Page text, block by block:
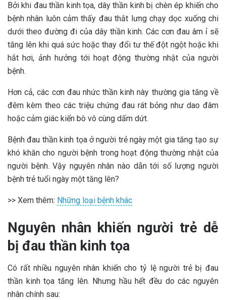
Bởi khi đau thần kinh tọa, dây thần kinh bị chèn ép khiến cho
bệnh nhân luôn cảm thấy đau thắt lưng chạy dọc xuống chi
dưới theo đường đi của dây thần kinh. Các cơn đau âm ỉ sẽ
tăng lên khi quá sức hoặc thay đổi tư thế đột ngột hoặc khi
hắt hơi, ảnh hưởng tới hoạt động thường nhật của người
bệnh.
Hơn cả, các cơn đau nhức thần kinh này thường gia tăng về
đêm kèm theo các triệu chứng đau rát bỏng như dao đâm
hoặc cảm giác kiến bò vô cùng dấm dứt.
Bệnh đau thần kinh tọa ở người trẻ ngày một gia tăng tạo sự
khó khăn cho người bệnh trong hoạt động thường nhật của
người bệnh. Vậy nguyên nhân nào dẫn tới số lượng người
bệnh trẻ tuổi ngày một tăng lên?
>> Xem thêm: Những loại bệnh khác
Nguyên nhân khiến người trẻ dễ
bị đau thần kinh tọa
Có rất nhiều nguyên nhân khiến cho tỷ lệ người trẻ bị đau
thần kinh tọa tăng lên. Nhưng hầu hết đều do các nguyên
nhân chính sau: